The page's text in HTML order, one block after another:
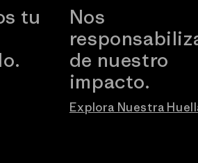
tu
Nos
de nuestro
impacto.
Explora Nuestra